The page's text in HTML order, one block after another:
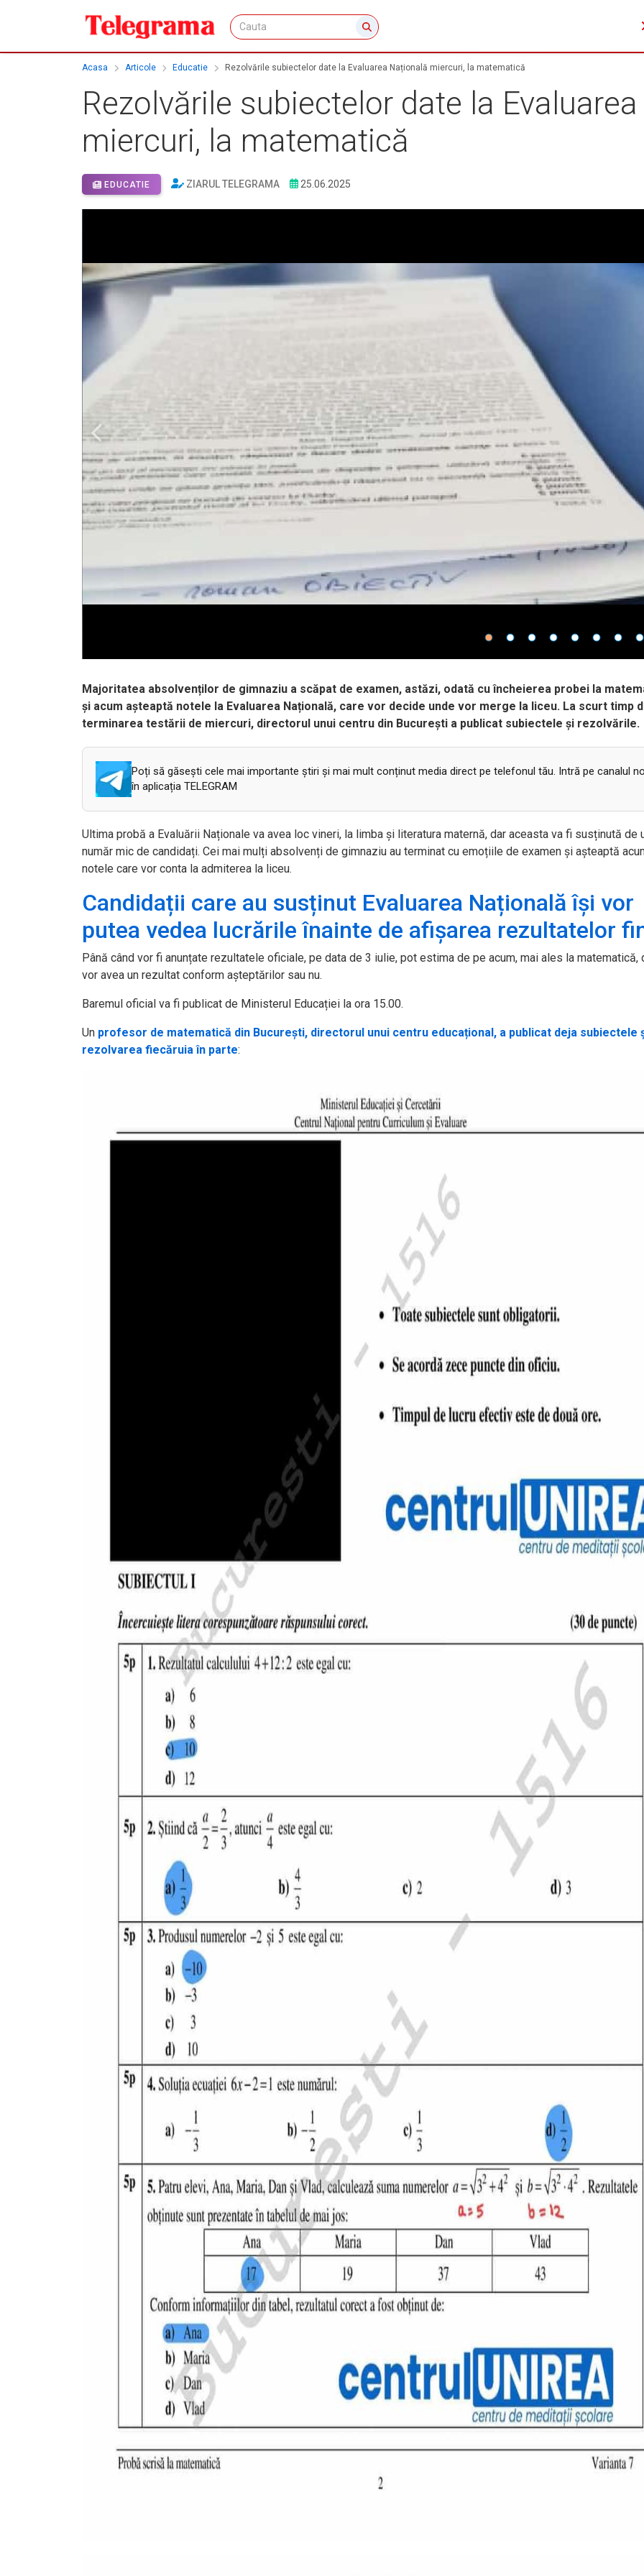
Acasa Articole Educatie Rezolvările subiectelor date la Evaluarea Națională miercuri, la matematică
Rezolvările subiectelor date la
miercuri, la matematică
EDUCATIE ZIARUL TELEGRAMA 25.06.2025
Majoritatea absolvenților de gimnaziu a scăpat de examen, astăzi, odată cu încheierea probei la
și acum așteaptă notele la Evaluarea Națională, care vor decide unde vor merge la liceu. La scurt timp
terminarea testării de miercuri, directorul unui centru din București a publicat subiectele și rezolvările.
Poți să găsești cele mai importante știri și mai mult conținut media direct pe telefonul tău. Intră pe canalul
în aplicația TELEGRAM
Ultima probă a Evaluării Naționale va avea loc vineri, la limba și literatura maternă, dar aceasta va fi susținută de
număr mic de candidați. Cei mai mulți absolvenți de gimnaziu au terminat cu emoțiile de examen și așteaptă
notele care vor conta la admiterea la liceu.
Candidații care au susținut Evaluarea Națională își vor
putea vedea lucrările înainte de afișarea rezultatelor
Până când vor fi anunțate rezultatele oficiale, pe data de 3 iulie, pot estima de pe acum, mai ales la matematică,
vor avea un rezultat conform așteptărilor sau nu.
Baremul oficial va fi publicat de Ministerul Educației la ora 15.00.
Un profesor de matematică din București, directorul unui centru educațional, a publicat deja subiectele
rezolvarea fiecăruia în parte: